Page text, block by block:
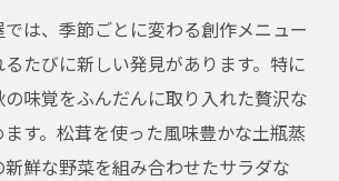
は、季節ごとに変わる創作メニュー
たびに新しい発見があります。特に
味覚をふんだんに取り入れた贅沢な
す。松茸を使った風味豊かな土瓶蒸
新鮮な野菜を組み合わせたサラダな